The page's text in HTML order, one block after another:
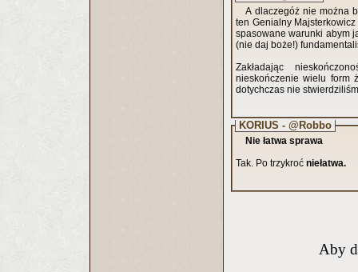
A dlaczegóż nie można
ten Genialny Majsterkowicz musiał się nagłówkować te 4 miliardy lat temu, by stworzyć tak idealnie
spasowane warunki abym
(nie daj boże!)
Zakładając
nieskończenie wielu form
dotychczas nie
KORIUS - @Robbo
Nie łatwa sprawa
Tak. Po trzykroć niełatwa.
Aby